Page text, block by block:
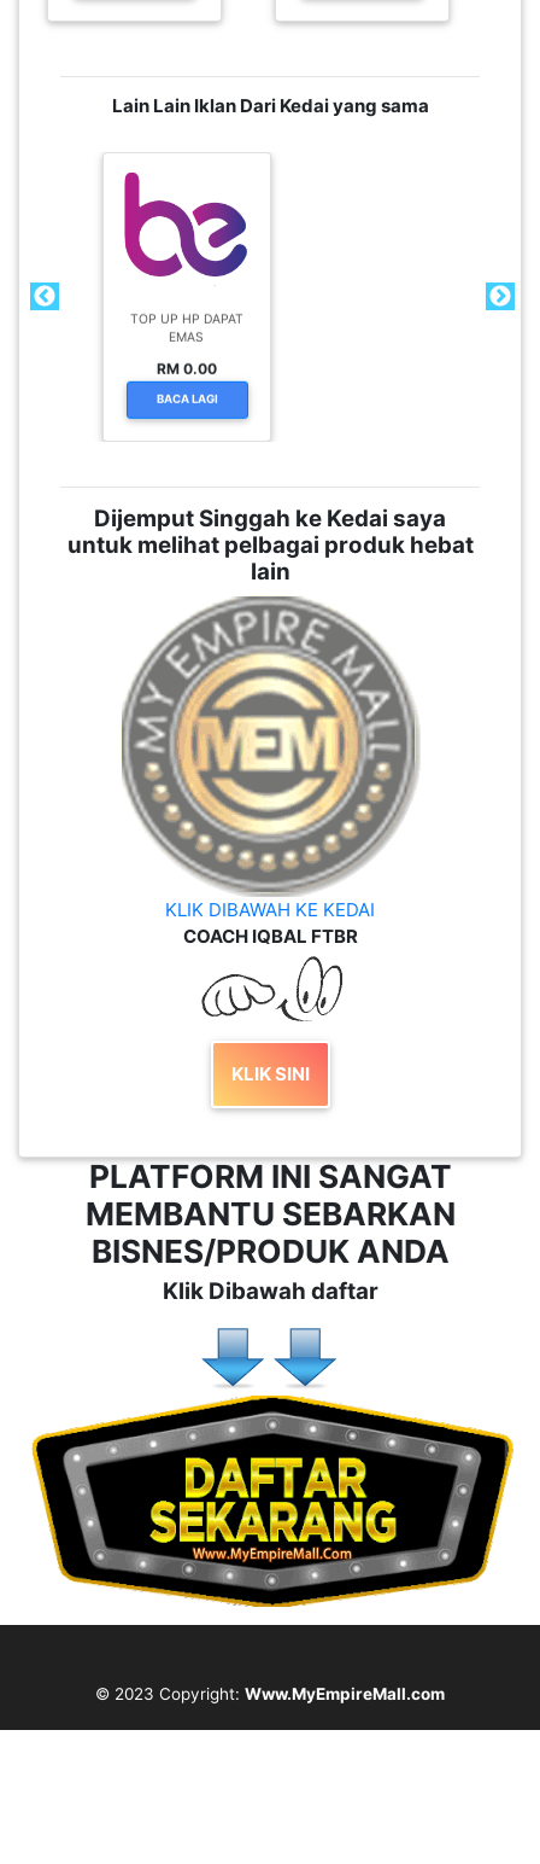
Lain Lain Iklan Dari Kedai yang sama
TOP UP HP DAPAT
EMAS
RM 0.00
BACA LAGI
Dijemput Singgah ke Kedai saya
untuk melihat pelbagai produk hebat
lain
KLIK DIBAWAH KE KEDAI
COACH IQBAL FTBR
KLIK SINI
PLATFORM INI SANGAT
MEMBANTU SEBARKAN
BISNES/PRODUK ANDA
Klik Dibawah daftar
© 2023 Copyright: Www.MyEmpireMall.com